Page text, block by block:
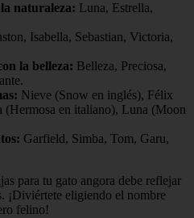
naturaleza: Luna, Estrella,
Isabella, Sebastian, Victoria,
la belleza: Belleza, Preciosa,
Nieve (Snow en inglés), Félix
(Hermosa en italiano), Luna (Moon
Garfield, Simba, Tom, Garu,
para tu gato angora debe reflejar
¡Diviértete eligiendo el nombre
felino!